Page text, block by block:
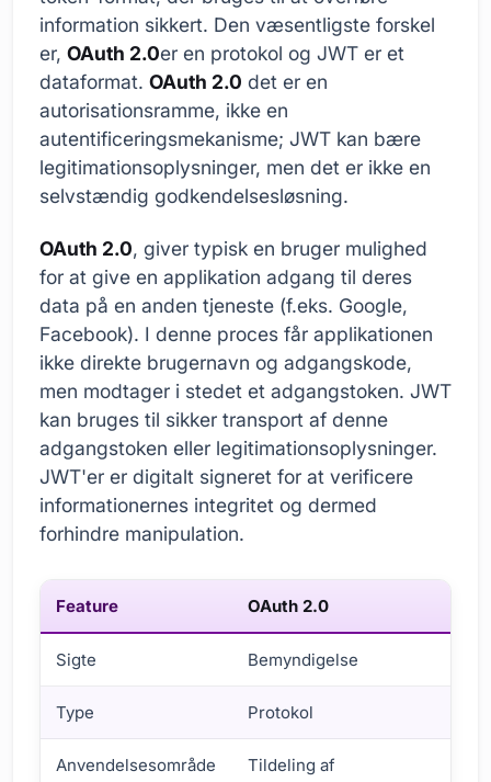
information sikkert. Den væsentligste forskel
er, OAuth 2.0er en protokol og JWT er et
dataformat. OAuth 2.0 det er en
autorisationsramme, ikke en
autentificeringsmekanisme; JWT kan bære
legitimationsoplysninger, men det er ikke en
selvstændig godkendelsesløsning.
OAuth 2.0, giver typisk en bruger mulighed
for at give en applikation adgang til deres
data på en anden tjeneste (f.eks. Google,
Facebook). I denne proces får applikationen
ikke direkte brugernavn og adgangskode,
men modtager i stedet et adgangstoken. JWT
kan bruges til sikker transport af denne
adgangstoken eller legitimationsoplysninger.
JWT'er er digitalt signeret for at verificere
informationernes integritet og dermed
forhindre manipulation.
Feature OAuth 2.0
Sigte Bemyndigelse
Type Protokol
Anvendelsesområde
Tildeling af